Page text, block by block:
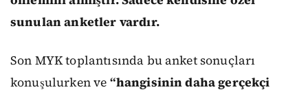
sunulan anketler vardır.
Son MYK toplantısında bu anket sonuçları
konuşulurken ve “hangisinin daha gerçekçi